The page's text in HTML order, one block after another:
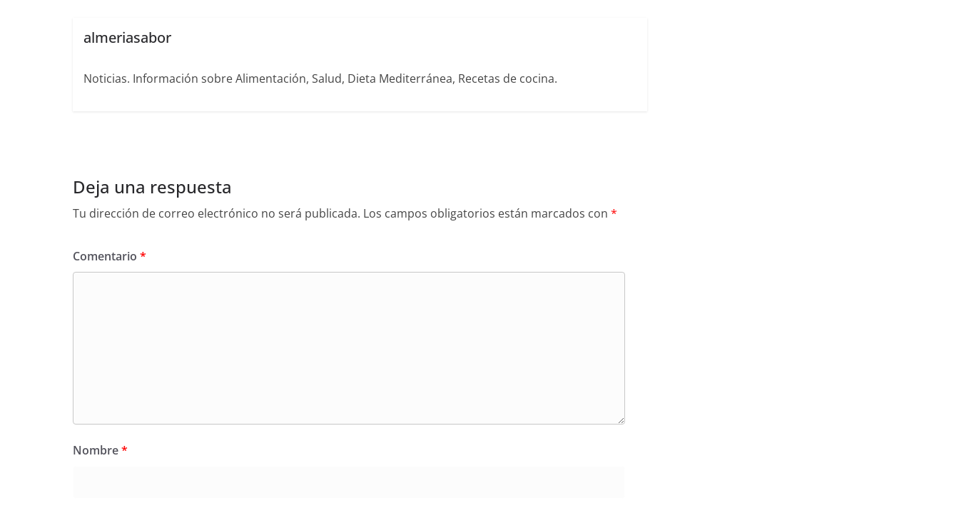
almeriasabor
Noticias. Información sobre Alimentación, Salud, Dieta Mediterránea, Recetas de cocina.
Deja una respuesta
Tu dirección de correo electrónico no será publicada. Los campos obligatorios están marcados con *
Comentario *
Nombre*